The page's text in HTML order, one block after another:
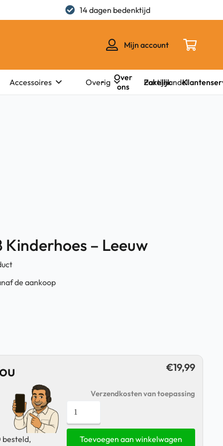
14 dagen bedenktijd
Mijn account
Accessoires Overig Partijhandel
Over
ons
Zakelijk
Kinderhoes – Leeuw
de aankoop
besteld,
€19,99
Verzendkosten van toepassing
Galaxy
Tab
Toevoegen aan winkelwagen